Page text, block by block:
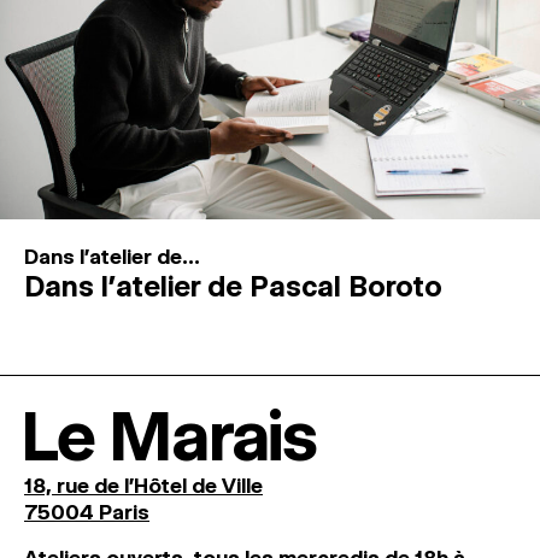
Dans l'atelier de...
Dans l’atelier de Pascal Boroto
Le Marais
18, rue de l'Hôtel de Ville
75004 Paris